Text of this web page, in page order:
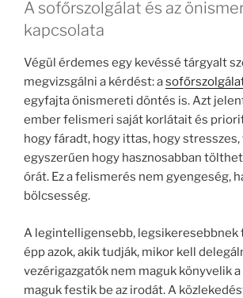
A sofőrszolgálat és az
kapcsolata
Végül érdemes egy kevéssé tárgyalt
megvizsgálni a kérdést: a
egyfajta önismereti döntés is. Azt
ember felismeri saját korlátait és
hogy fáradt, hogy ittas, hogy stresszes,
egyszerűen hogy hasznosabban
órát. Ez a felismerés nem gyengeség,
bölcsesség.
A legintelligensebb,
épp azok, akik tudják, mikor kell
vezérigazgatók nem maguk könyvelik
maguk festik be az irodát. A